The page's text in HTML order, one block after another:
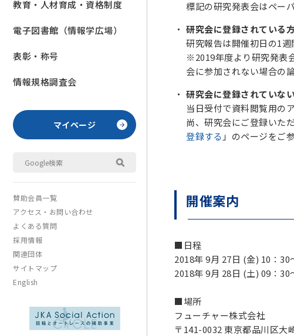
教育・人材育成・資格制度
電子図書館（情報学広場）
表彰・称号
情報規格調査会
マイページ
賛助会員一覧
アクセス・お問い合わせ
よくある質問
採用情報
関連団体
サイトマップ
English
標記の研究発表会はペー
研究会に登録されている
研究報告は開催初日の1
※2019年度より研究発表
会に参加されない場合の
研究会に登録されていな
当日受付で資料閲覧用の
尚、研究会にご登録いた
登録する 」のページをご
開催案内
■日程
2018年 9月 27日 (金) 10：30
2018年 9月 28日 (土) 09：30
■場所
フューチャー株式会社
〒141-0032 東京都品川区